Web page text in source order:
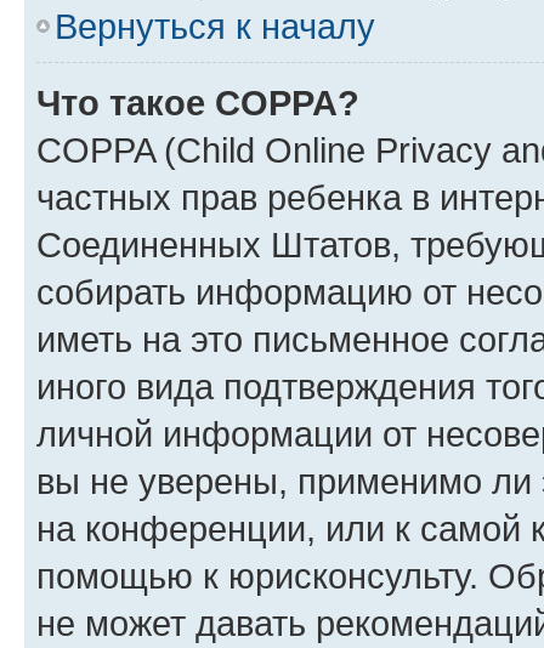
Вернуться к началу
Что такое COPPA?
COPPA (Child Online Privacy
частных прав ребенка в
Соединенных Штатов,
собирать информацию от
иметь на это письменное
иного вида подтверждения
личной информации от
вы не уверены, применимо ли
на конференции, или к самой
помощью к юрисконсульту.
не может давать